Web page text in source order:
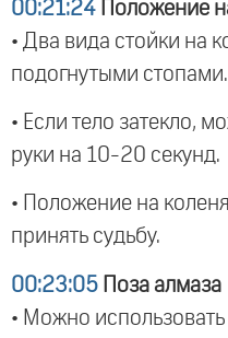
00:21:24 Положение
• Два вида стойки на
подогнутыми стопами.
• Если тело затекло,
руки на 10-20 секунд.
• Положение на
принять судьбу.
00:23:05 Поза алмаза
• Можно